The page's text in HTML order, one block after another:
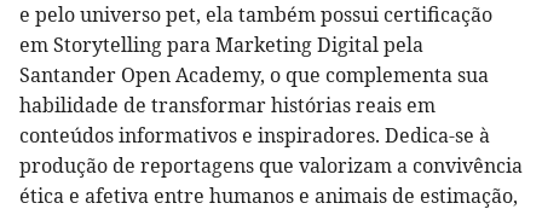
e pelo universo pet, ela também possui certificação
em Storytelling para Marketing Digital pela
Santander Open Academy, o que complementa sua
habilidade de transformar histórias reais em
conteúdos informativos e inspiradores. Dedica-se à
produção de reportagens que valorizam a convivência
ética e afetiva entre humanos e animais de estimação,